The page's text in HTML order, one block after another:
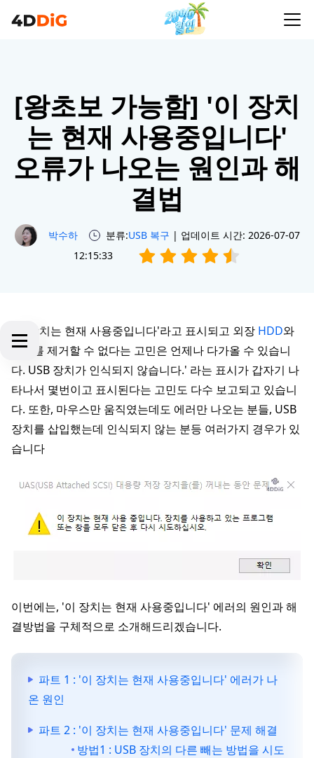
[왕초보 가능함] '이 장치
는 현재 사용중입니다'
오류가 나오는 원인과 해
결법
박수하 분류:USB 복구 | 업데이트 시간: 2026-07-07
12:15:33
'이 장치는 현재 사용중입니다'라고 표시되고 외장 HDD와
USB
를 제거할 수 없다는 고민은 언제나 다가올 수 있습니
다. USB 장치가 인식되지 않습니다.' 라는 표시가 갑자기 나
타나서 몇번이고 표시된다는 고민도 다수 보고되고 있습니
다. 또한, 마우스만 움직였는데도 에러만 나오는 분들, USB
장치를 삽입했는데 인식되지 않는 분등 여러가지 경우가 있
습니다
이번에는, '이 장치는 현재 사용중입니다' 에러의 원인과 해
결방법을 구체적으로 소개해드리겠습니다.
파트 1 : '이 장치는 현재 사용중입니다' 에러가 나
온 원인
파트 2 : '이 장치는 현재 사용중입니다' 문제 해결
방법1 : USB 장치의 다른 빼는 방법을 시도